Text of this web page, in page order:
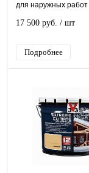
для наружных работ
17 500 руб. / шт
Подробнее